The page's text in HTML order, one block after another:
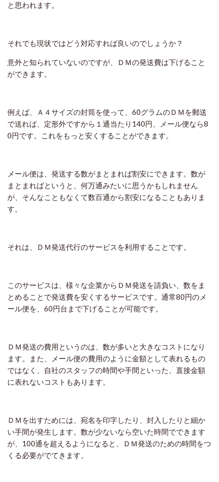
と思われます。
それでも現状ではどう対応すれば良いのでしょうか？
意外と知られていないのですが、ＤＭの発送費は下げること
ができます。
例えば、Ａ４サイズの封筒を使って、60グラムのＤＭを郵送
で送れば、定形外ですから１通当たり140円、メール便なら8
0円です。これをもっと安くすることができます。
メール便は、発送する数がまとまれば割安にできます。数が
まとまればというと、何万通みたいに思うかもしれません
が、そんなこともなくて数百通から割安になることもありま
す。
それは、ＤＭ発送代行のサービスを利用することです。
このサービスは、様々な企業からＤＭ発送を請負い、数をま
とめることで発送費を安くするサービスです。通常80円のメ
ール便を、60円台まで下げることが可能です。
ＤＭ発送の費用というのは、数が多いと大きなコストになり
ます。また、メール便の費用のように金額として表れるもの
ではなく、自社のスタッフの時間や手間といった、直接金額
に表れないコストもあります。
ＤＭを出すためには、宛名を印字したり、封入したりと細か
い手間が発生します。数が少ないなら空いた時間でできます
が、100通を超えるようになると、ＤＭ発送のための時間をつ
くる必要がでてきます。